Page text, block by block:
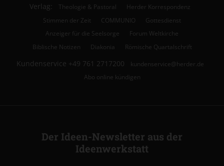
Verlag: Theologie & Pastoral
Herder Korrespondenz
Stimmen der Zeit
COMMUNIO
Gottesdienst
Anzeiger für die Seelsorge
Forum Weltkirche
Biblische Notizen
Diakonia Römische Quartalschrift
Kundenservice +49 761 2717200
kundenservice@herder.de
Abo online kündigen
Der Ideen-Newsletter aus der
Ideenwerkstatt